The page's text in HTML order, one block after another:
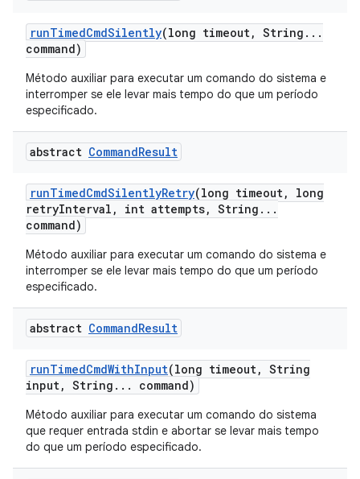
runTimedCmdSilently(long timeout, String . . .
command)
Método auxiliar para executar um comando do sistema e
interromper se ele levar mais tempo do que um período
especificado.
abstract CommandResult
runTimedCmdSilentlyRetry(long timeout,
long
retryInterval , int attempts, String . . .
command)
Método auxiliar para executar um comando do sistema e
interromper se ele levar mais tempo do que um período
especificado.
abstract CommandResult
runTimedCmdWithInput(long timeout, String
input, String . . . command)
Método auxiliar para executar um comando do sistema
que requer entrada stdin e abortar se levar mais tempo
do que um período especificado.